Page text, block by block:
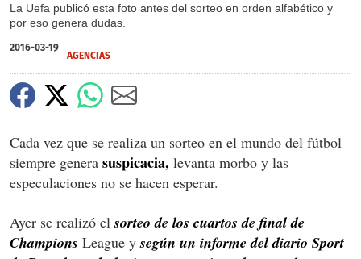
La Uefa publicó esta foto antes del sorteo en orden alfabético y
por eso genera dudas.
2016-03-19
AGENCIAS
Cada vez que se realiza un sorteo en el mundo del fútbol
siempre genera suspicacia, levanta morbo y las
especulaciones no se hacen esperar.
Ayer se realizó elsorteo de los cuartos de final de
Champions League ysegún un informe del diario Sport